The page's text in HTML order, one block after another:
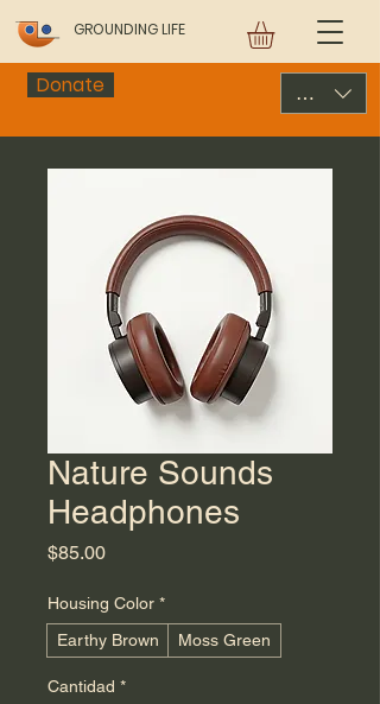
GROUNDING LIFE
Donate USD ($)
Nature Sounds
Headphones
$85.00Precio
Housing Color *
Earthy Brown
Moss Green
Cantidad *